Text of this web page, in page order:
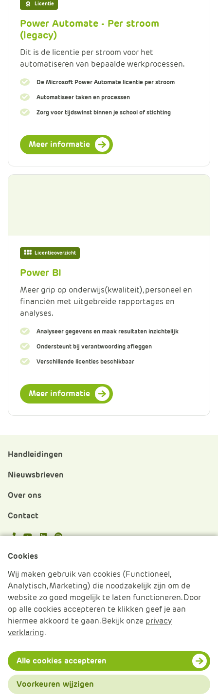
Licentie
Power Automate - Per stroom
(legacy)
Dit is de licentie per stroom voor het
automatiseren van bepaalde werkprocessen.
De Microsoft Power Automate licentie per stroom
Automatiseer taken en processen
Zorg voor tijdswinst binnen je school of stichting
Meer informatie
Licentieoverzicht
Power BI
Meer grip op onderwijs(kwaliteit), personeel en
financiën met uitgebreide rapportages en
analyses.
Analyseer gegevens en maak resultaten inzichtelijk
Ondersteunt bij verantwoording afleggen
Verschillende licenties beschikbaar
Meer informatie
Handleidingen
Nieuwsbrieven
Over ons
Contact
© 2026 APS IT-diensten - Alle rechten voorbehouden
Cookies beheren
Cookie verklaring
Algemene voorwaarden
Disclaimer & Privacy
Cookies
Wij maken gebruik van cookies (Functioneel,
Analytisch, Marketing) die noodzakelijk zijn om de
website zo goed mogelijk te laten functioneren. Door
op alle cookies accepteren te klikken geef je aan
hiermee akkoord te gaan. Bekijk onze privacy
verklaring.
Alle cookies accepteren
Voorkeuren wijzigen